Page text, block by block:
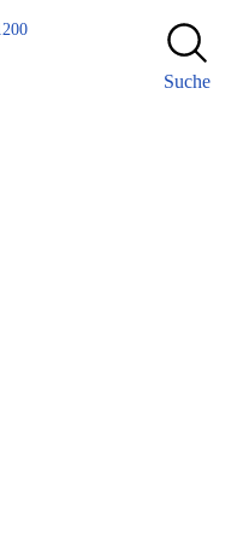
Suche